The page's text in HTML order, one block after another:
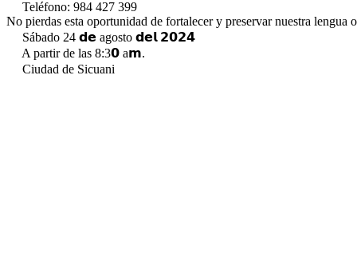
Teléfono: 984 427 399
No pierdas esta oportunidad de fortalecer y preservar nuestra lengua
Sábado 24 𝗱𝗲 agosto 𝗱𝗲𝗹 𝟮𝟬𝟮𝟰
A partir de las 8:3𝟬 a𝗺.
Ciudad de Sicuani